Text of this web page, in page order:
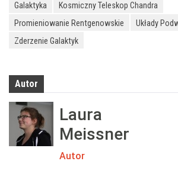
Galaktyka
Kosmiczny Teleskop Chandra
Promieniowanie Rentgenowskie
Układy
Zderzenie Galaktyk
Autor
Laura
Meissner
Autor